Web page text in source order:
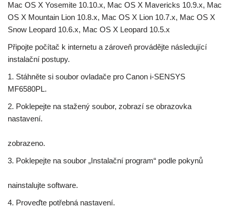
Mac OS X Yosemite 10.10.x, Mac OS X Mavericks 10.9.x, Mac
OS X Mountain Lion 10.8.x, Mac OS X Lion 10.7.x, Mac OS X
Snow Leopard 10.6.x, Mac OS X Leopard 10.5.x
Připojte počítač k internetu a zároveň provádějte následující
instalační postupy.
1. Stáhněte si soubor ovladače pro Canon i-SENSYS
MF6580PL.
2. Poklepejte na stažený soubor, zobrazí se obrazovka
nastavení.
zobrazeno.
3. Poklepejte na soubor „Instalační program“ podle pokynů
nainstalujte software.
4. Proveďte potřebná nastavení.